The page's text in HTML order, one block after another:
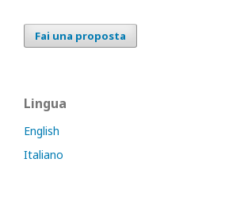
Fai una proposta
Lingua
English
Italiano